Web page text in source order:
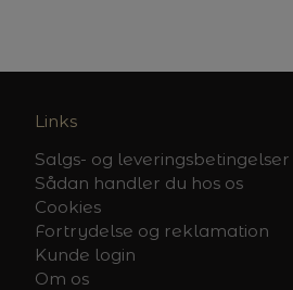
Links
Salgs- og leveringsbetingelser
Sådan handler du hos os
Cookies
Fortrydelse og reklamation
Kunde login
Om os